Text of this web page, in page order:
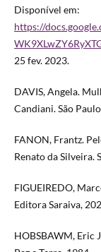
Disponível em:
https://
25 fev. 2023.
DAVIS, Angela.
Candiani. São
FANON, Frantz.
Renato da Silveira.
FIGUEIREDO,
Editora Saraiva,
HOBSBAWM, Eric